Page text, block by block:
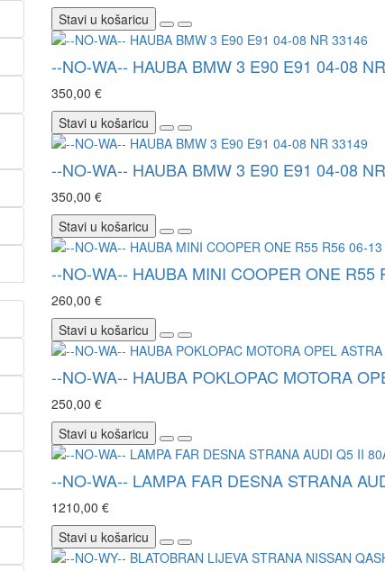
Stavi u košaricu
--NO-WA-- HAUBA BMW 3 E90 E91 04-08
350,00 €
Stavi u košaricu
--NO-WA-- HAUBA BMW 3 E90 E91 04-08
350,00 €
Stavi u košaricu
--NO-WA-- HAUBA MINI COOPER ONE R55
260,00 €
Stavi u košaricu
--NO-WA-- HAUBA POKLOPAC MOTORA
250,00 €
Stavi u košaricu
--NO-WA-- LAMPA FAR DESNA STRANA
1210,00 €
Stavi u košaricu